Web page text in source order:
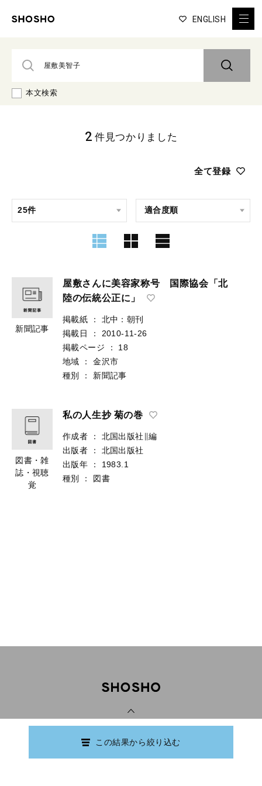
ENGLISH
本文検索
全て登録
2 件見つかりました
新聞記事
屋敷さんに美容家称号 国際協会「北
陸の伝統公正に」
掲載紙 ：
北中：朝刊
掲載日
：
2010-11-26
掲載ページ
：
18
地域
：
金沢市
種別
： 新聞記事
図書・雑
誌・視聴
覚
私の人生抄 菊の巻
作成者 ：
北国出版社∥編
出版者
：
北国出版社
出版年
：
1983.1
種別
： 図書
この結果から絞り込む
Copyright © Ishikawa Prefectural Library.